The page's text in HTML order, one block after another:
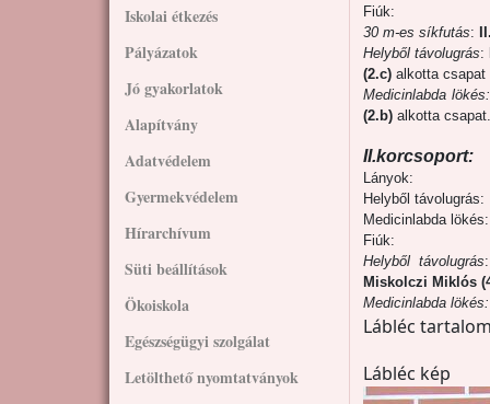
Iskolai étkezés
Pályázatok
Jó gyakorlatok
Alapítvány
Adatvédelem
Gyermekvédelem
Hírarchívum
Süti beállítások
Ökoiskola
Egészségügyi szolgálat
Letölthető nyomtatványok
Fiúk:
30 m-es síkfutás:
Helyből távolugrás:
(2.c) alkotta csapat
Medicinlabda lökés:
(2.b) alkotta csapat.
II.korcsoport:
Lányok:
Helyből távolugrás:
Medicinlabda
Fiúk:
Helyből távolugrás
Miskolczi Miklós
Medicinlabda
Lábléc
Lábléc kép